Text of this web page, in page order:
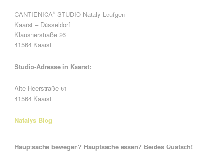
CANTIENICA®-STUDIO Nataly Leufgen
Kaarst – Düsseldorf
Klausnerstraße 26
41564 Kaarst
Studio-Adresse in Kaarst:
Alte Heerstraße 61
41564 Kaarst
Natalys Blog
Hauptsache bewegen? Hauptsache essen? Beides Quatsch!